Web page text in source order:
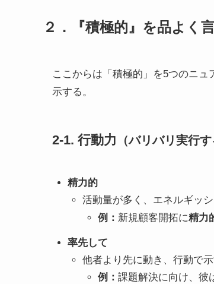
２．『積極的』を品よく
ここからは「積極的」を5つのニ
示する。
2-1. 行動力 （バリバリ実行
精力的
活動量が多く、エネルギッ
例： 新規顧客開拓に精力
率先して
他者より先に動き、行動で
例： 課題解決に向け、彼